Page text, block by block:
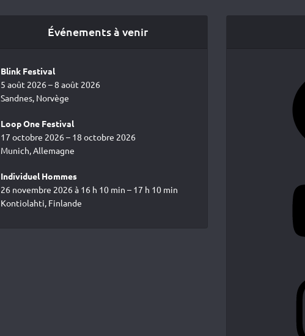
Événements à venir
Blink Festival
5 août 2026 – 8 août 2026
Sandnes, Norvège
Loop One Festival
17 octobre 2026 – 18 octobre 2026
Munich, Allemagne
Individuel Hommes
26 novembre 2026 à 16 h 10 min – 17 h 10 min
Kontiolahti, Finlande